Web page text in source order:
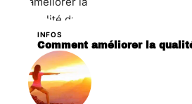
INFOS
Comment améliorer la